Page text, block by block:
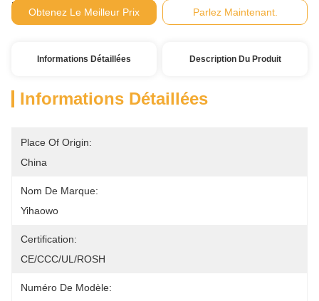
Paiement:
Obtenez Le Meilleur Prix
Parlez Maintenant.
Informations Détaillées Description Du Produit
Informations Détaillées
Place Of Origin:
China
Nom De Marque:
Yihaowo
Certification:
CE/CCC/UL/ROSH
Numéro De Modèle: